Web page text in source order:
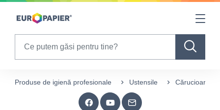
Table Of Content
Produse de igienă profesionale Ustensile Cărucioare și